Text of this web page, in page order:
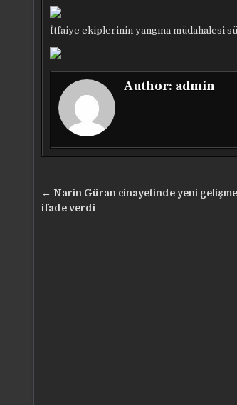
İtfaiye ekiplerinin yangına müdahalesi
Author: admin
Yazı
gezinmesi
← Narin Güran cinayetinde yeni
ifade verdi